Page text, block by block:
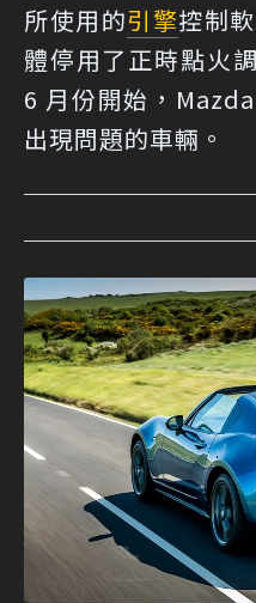
所使用的引擎控制
體停用了正時點火
6 月份開始，
出現問題的車輛。